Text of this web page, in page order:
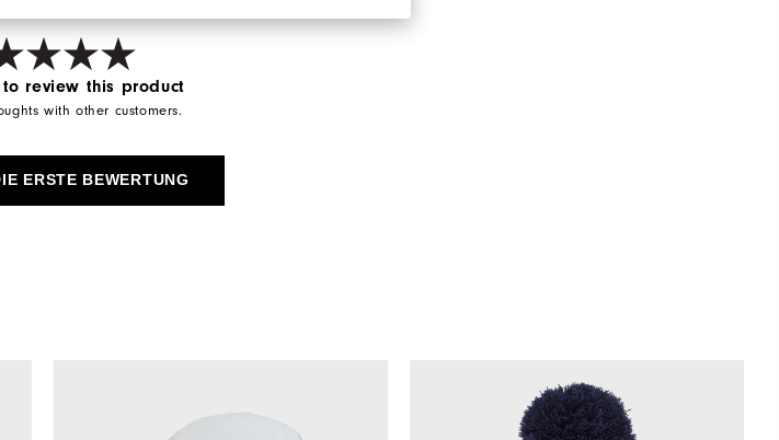
review this product
with other customers.
ERSTE BEWERTUNG